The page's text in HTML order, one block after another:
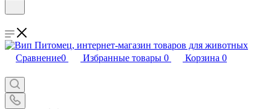
Сравнение0 Избранные товары 0 Корзина 0